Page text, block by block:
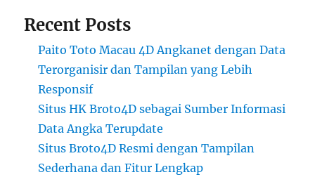
Recent Posts
Paito Toto Macau 4D Angkanet dengan Data
Terorganisir dan Tampilan yang Lebih
Responsif
Situs HK Broto4D sebagai Sumber Informasi
Data Angka Terupdate
Situs Broto4D Resmi dengan Tampilan
Sederhana dan Fitur Lengkap